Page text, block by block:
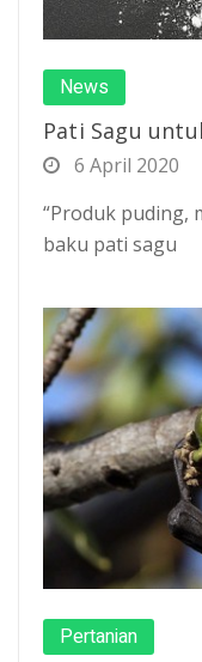
News
Pati Sagu
6 April 2020
“Produk puding,
baku pati sagu
Pertanian